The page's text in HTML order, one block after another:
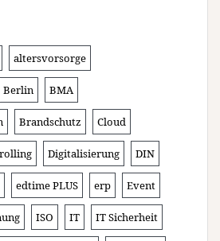
altersvorsorge
Berlin BMA
Brandschutz Cloud
Digitalisierung DIN
edtime PLUS erp Event
ISO IT IT Sicherheit